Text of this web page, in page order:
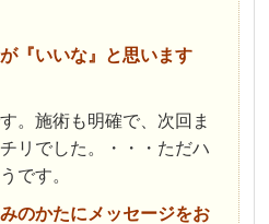
『いいな』と思います
。施術も明確で、次回ま
リでした。・・・ただハ
です。
のかたにメッセージをお